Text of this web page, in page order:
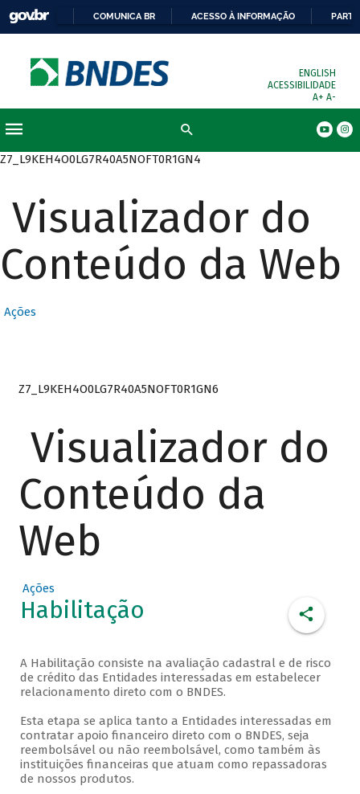
COMUNICA BR ACESSO À INFORMAÇÃO
ENGLISH
ACESSIBILIDADE
A+ A-
Z7_L9KEH4O0LG7R40A5NOFT0R1GN4
Visualizador do
Conteúdo da Web
Ações
Z7_L9KEH4O0LG7R40A5NOFT0R1GN6
Visualizador do
Conteúdo da
Web
Ações
Habilitação
A Habilitação consiste na avaliação cadastral e de risco
de crédito das Entidades interessadas em estabelecer
relacionamento direto com o BNDES.
Esta etapa se aplica tanto a Entidades interessadas em
contratar apoio financeiro direto com o BNDES, seja
reembolsável ou não reembolsável, como também às
instituições financeiras que atuam como repassadoras
de nossos produtos.